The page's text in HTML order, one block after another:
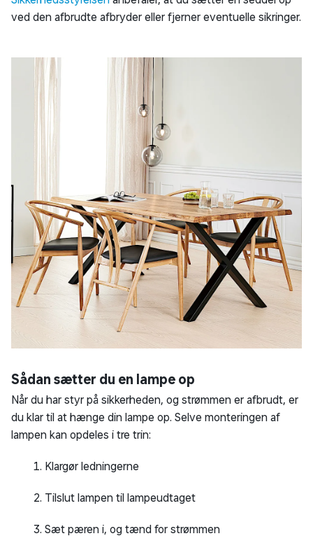
ved den afbrudte afbryder eller fjerner eventuelle sikringer.
Sådan sætter du en lampe op
Når du har styr på sikkerheden, og strømmen er afbrudt, er
du klar til at hænge din lampe op. Selve monteringen af
lampen kan opdeles i tre trin:
Klargør ledningerne
Tilslut lampen til lampeudtaget
Sæt pæren i, og tænd for strømmen